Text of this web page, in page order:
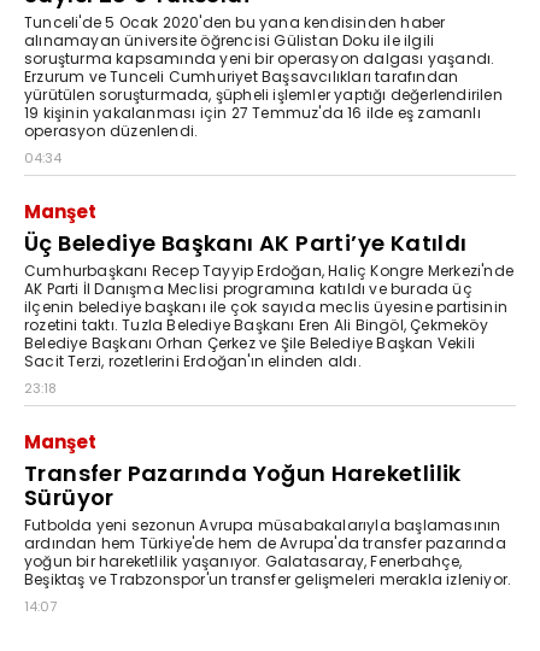
Tunceli'de 5 Ocak 2020'den bu yana kendisinden haber
alınamayan üniversite öğrencisi Gülistan Doku ile ilgili
soruşturma kapsamında yeni bir operasyon dalgası yaşandı.
Erzurum ve Tunceli Cumhuriyet Başsavcılıkları tarafından
yürütülen soruşturmada, şüpheli işlemler yaptığı değerlendirilen
19 kişinin yakalanması için 27 Temmuz'da 16 ilde eş zamanlı
operasyon düzenlendi.
04:34
Manşet
Üç Belediye Başkanı AK Parti’ye Katıldı
Cumhurbaşkanı Recep Tayyip Erdoğan, Haliç Kongre Merkezi'nde
AK Parti İl Danışma Meclisi programına katıldı ve burada üç
ilçenin belediye başkanı ile çok sayıda meclis üyesine partisinin
rozetini taktı. Tuzla Belediye Başkanı Eren Ali Bingöl, Çekmeköy
Belediye Başkanı Orhan Çerkez ve Şile Belediye Başkan Vekili
Sacit Terzi, rozetlerini Erdoğan'ın elinden aldı.
23:18
Manşet
Transfer Pazarında Yoğun Hareketlilik
Sürüyor
Futbolda yeni sezonun Avrupa müsabakalarıyla başlamasının
ardından hem Türkiye'de hem de Avrupa'da transfer pazarında
yoğun bir hareketlilik yaşanıyor. Galatasaray, Fenerbahçe,
Beşiktaş ve Trabzonspor'un transfer gelişmeleri merakla izleniyor.
14:07